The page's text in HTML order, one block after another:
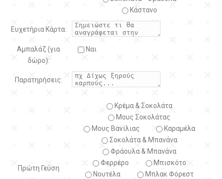
Κάστανο
Ευχετήρια Κάρτα:
Αμπαλάζ (για
δώρο):
Ναι
Παρατηρήσεις:
Πρώτη Γεύση
Κρέμα & Σοκολάτα
Μους Σοκολάτας
Μους Βανίλιας
Καραμέλα
Σοκολάτα & Μπανάνα
Φράουλα & Μπανάνα
Φερρέρο
Μπισκότο
Νουτέλα
Μπλακ Φόρεστ